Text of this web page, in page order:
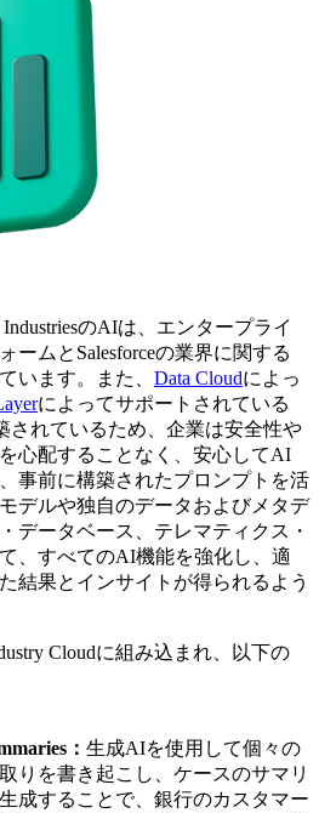
IndustriesのAIは、エンタープライ
ームとSalesforceの業界に関する
います。また、 Data Cloudによっ
によってサポートされている
されているため、企業は安全性や
心配することなく、安心してAI
事前に構築されたプロンプトを活
デルや独自のデータおよびメタデ
データベース、テレマティクス・
、すべてのAI機能を強化し、適
結果とインサイトが得られるよう
Cloudに組み込まれ、以下の
： 生成AIを使用して個々の
りを書き起こし、ケースのサマリ
成することで、銀行のカスタマー